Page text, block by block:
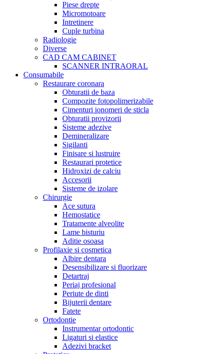
Piese drepte
Micromotoare
Intretinere
Cuple turbina
Radiologie
Diverse
CAD CAM CABINET
SCANNER INTRAORAL
Consumabile
Restaurare coronara
Obturatii de baza
Compozite fotopolimerizabile
Cimenturi ionomeri de sticla
Obturatii provizorii
Sisteme adezive
Demineralizare
Sigilanti
Finisare si lustruire
Restaurari protetice
Hidroxizi de calciu
Accesorii
Sisteme de izolare
Chirurgie
Ace sutura
Hemostatice
Tratamente alveolite
Lame bisturiu
Aditie osoasa
Profilaxie si cosmetica
Albire dentara
Desensibilizare si fluorizare
Detartraj
Periaj profesional
Periute de dinti
Bijuterii dentare
Fatete
Ortodontie
Instrumentar ortodontic
Ligaturi si elastice
Adezivi bracket